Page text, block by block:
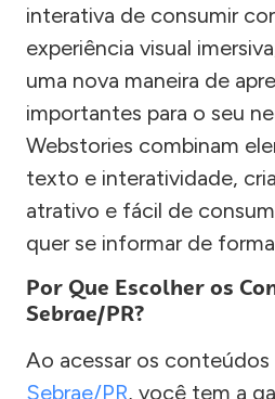
interativa de consumir
experiência visual
uma nova maneira de
importantes para o seu
Webstories combinam
texto e interatividade,
atrativo e fácil de
quer se informar de
Por Que Escolher os
Sebrae/PR?
Ao acessar os
Sebrae/PR, você tem a